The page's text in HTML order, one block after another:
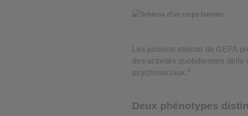
Les patients atteints de GEPA
des activités quotidiennes (telle
psychosociaux. 4
Deux phénotypes